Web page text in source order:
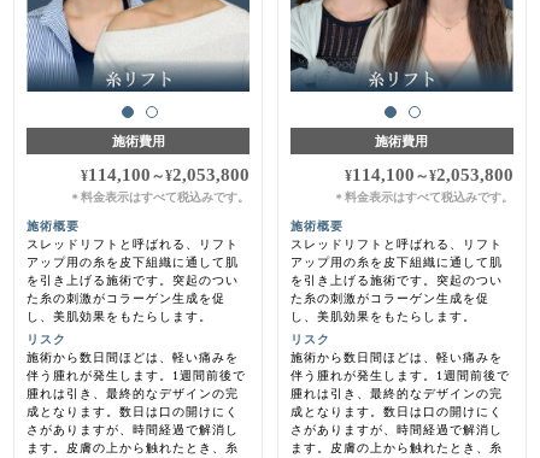
施術費用
¥114,100 ～¥2,053,800
＊料金表示はすべて税込みです。
施術概要
スレッドリフトと呼ばれる、リフト
アップ用の糸を皮下組織に通して肌
を引き上げる施術です。突起のつい
た糸の刺激がコラーゲン生成を促
し、美肌効果をもたらします。
リスク
施術から数日間ほどは、軽い痛みを
伴う腫れが発生します。1週間前後で
腫れは引き、最終的なデザインの完
成となります。数日は口の開けにく
さがありますが、時間経過で解消し
ます。皮膚の上から触れたとき、糸
施術費用
¥114,100 ～¥2,053,800
＊ 料金表示はすべて税込みです。
施術概要
スレッドリフトと呼ばれる、リフト
アップ用の糸を皮下組織に通して肌
を引き上げる施術です。突起のつい
た糸の刺激がコラーゲン生成を促
し、美肌効果をもたらします。
リスク
施術から数日間ほどは、軽い痛みを
伴う腫れが発生します。1週間前後で
腫れは引き、最終的なデザインの完
成となります。数日は口の開けにく
さがありますが、時間経過で解消し
ます。皮膚の上から触れたとき、糸